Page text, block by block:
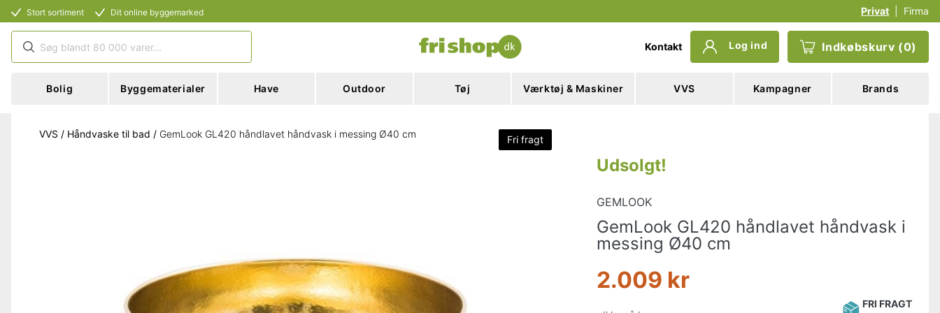
Stort sortiment Dit online byggemarked Privat Firma
Kontakt Log ind Indkøbskurv (0)
Bolig Byggematerialer Have Outdoor Tøj Værktøj & Maskiner VVS Kampagner Brands
VVS / Håndvaske til bad / GemLook GL420 håndlavet håndvask i messing Ø40 cm Fri fragt
Udsolgt!
GEMLOOK
GemLook GL420 håndlavet håndvask i
messing Ø40 cm
2.009 kr
FRI FRAGT